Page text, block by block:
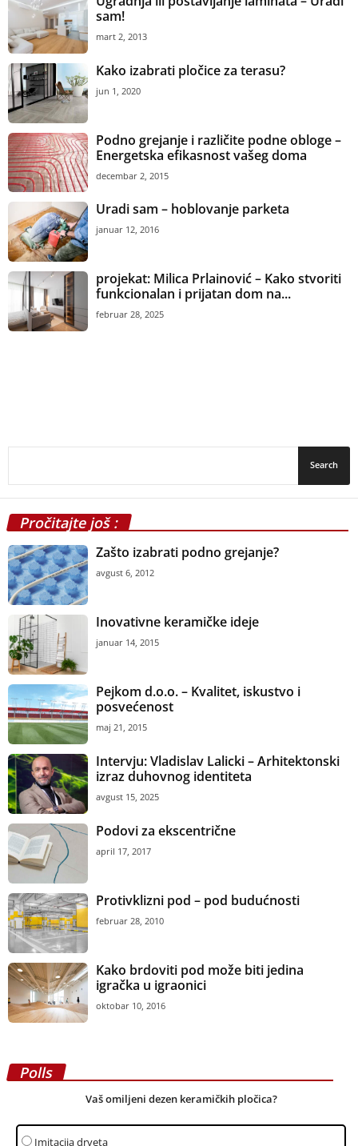
sam!
mart 2, 2013
Kako izabrati pločice za terasu?
jun 1, 2020
Podno grejanje i različite podne obloge –
Energetska efikasnost vašeg doma
decembar 2, 2015
Uradi sam – hoblovanje parketa
januar 12, 2016
projekat: Milica Prlainović – Kako stvoriti
funkcionalan i prijatan dom na...
februar 28, 2025
Pročitajte još :
Zašto izabrati podno grejanje?
avgust 6, 2012
Inovativne keramičke ideje
januar 14, 2015
Pejkom d.o.o. – Kvalitet, iskustvo i
posvećenost
maj 21, 2015
Intervju: Vladislav Lalicki – Arhitektonski
izraz duhovnog identiteta
avgust 15, 2025
Podovi za ekscentrične
april 17, 2017
Protivklizni pod – pod budućnosti
februar 28, 2010
Kako brdoviti pod može biti jedina
igračka u igraonici
oktobar 10, 2016
Polls
Vaš omiljeni dezen keramičkih pločica?
Imitacija drveta